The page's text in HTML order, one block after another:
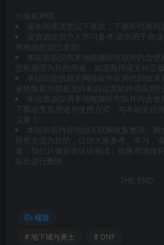
版权声明
请先阅读清楚以下条款，下载即代表同
该资源仅供个人学习参考,请勿用于商
果将由您自己承担!
本站资源仅供本地电脑研究软件内含使
想和原理为目的用途，如需商用请支持正版
本站仅提供相关网络软件应用代码技术
未经版权方授权允许私自运营软件或应用行
本站资源仅供本地电脑研究软件内含使
下载改变其用途与使用方式，与本站无任
义务！
本站所有内容均由互联网收集整理、网
研究交流为目的，仅供大家参考、学习，
途，我们只做安全认证测试，如果资源侵
站长进行删除。
THE END
端游
# 地下城与勇士
# DNF